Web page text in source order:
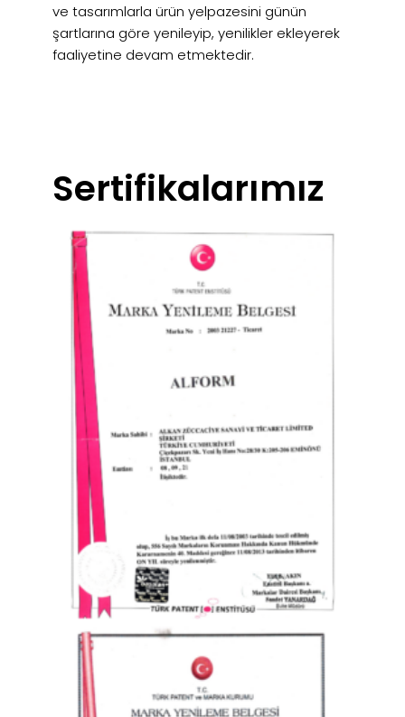
ve tasarımlarla ürün yelpazesini günün
şartlarına göre yenileyip, yenilikler ekleyerek
faaliyetine devam etmektedir.
Sertifikalarımız